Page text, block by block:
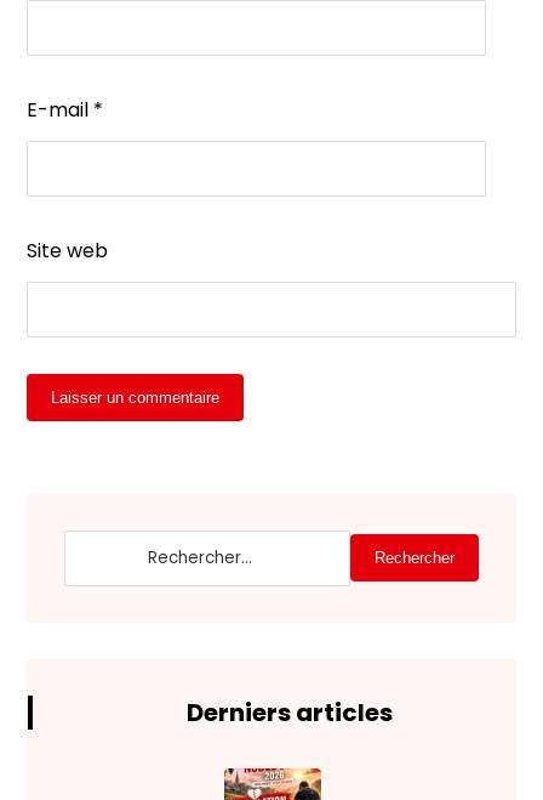
E-mail *
Site web
Laisser un commentaire
Rechercher
Derniers articles